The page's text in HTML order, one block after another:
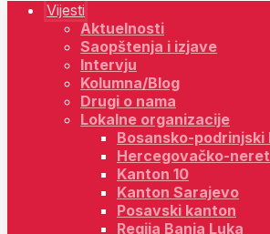
Vijesti
Aktuelnosti
Saopštenja i izjave
Intervju
Kolumna/Blog
Drugi o nama
Lokalne organizacije
Bosansko-podrinjski
Hercegovačko-
Kanton 10
Kanton Sarajevo
Posavski kanton
Regija Banja Luka